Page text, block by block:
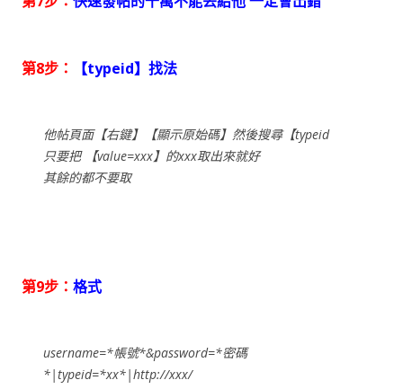
第8步： 【typeid】找法
他帖頁面【右鍵】【顯示原始碼】然後搜尋【typeid
只要把 【value=xxx】的xxx取出來就好
其餘的都不要取
第9步： 格式
username=*帳號*&password=*密碼
*|typeid=*xx*|http://xxx/